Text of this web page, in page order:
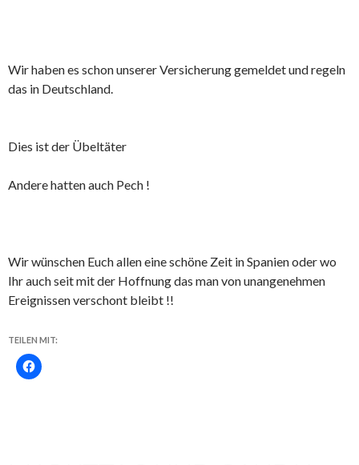
Wir haben es schon unserer Versicherung gemeldet und regeln
das in Deutschland.
Dies ist der Übeltäter
Andere hatten auch Pech !
Wir wünschen Euch allen eine schöne Zeit in Spanien oder wo
Ihr auch seit mit der Hoffnung das man von unangenehmen
Ereignissen verschont bleibt !!
TEILEN MIT: